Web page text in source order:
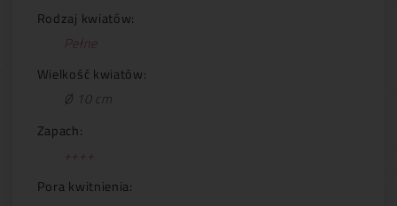
Rodzaj kwiatów:
Pełne
Wielkość kwiatów:
Ø 10 cm
Zapach:
++++
Pora kwitnienia: